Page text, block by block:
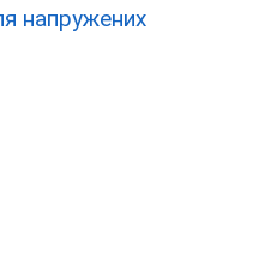
напружених